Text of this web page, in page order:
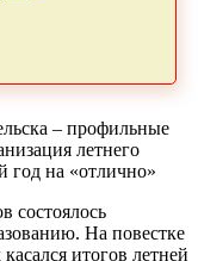
– профильные
летнего
год на «отлично»
состоялось
На повестке
итогов летней